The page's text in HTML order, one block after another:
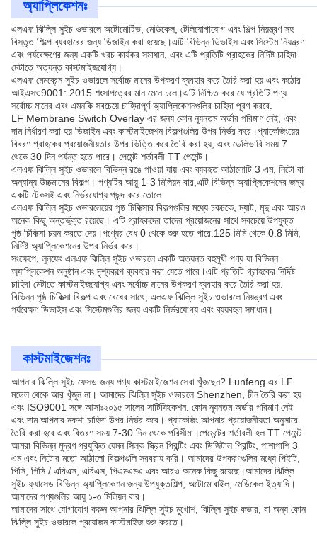
অ্যাপ্লিকেশনঃ
এলএফ ঝিল্লি সুইচ ওভারলে অটোমোটিভ, মেডিকেল, টেলিযোগাযোগ এবং শিল্প নিয়ন্ত্রণ সহ
বিস্তৃত শিল্পে ব্যবহারের জন্য ডিজাইন করা হয়েছে।এটি বিভিন্ন ডিভাইস এবং সিস্টেম নিয়ন্ত্রণ
এবং পর্যবেক্ষণের জন্য একটি খরচ কার্যকর সমাধান, এবং এটি প্রতিটি গ্রাহকের নির্দিষ্ট চাহিদা
মেটাতে অত্যন্ত কাস্টমাইজযোগ্য।
এলএফ মেমব্রেন সুইচ ওভারলে সর্বোচ্চ মানের উপকরণ ব্যবহার করে তৈরি করা হয় এবং কঠোর
আইএসও9001: 2015 শংসাপত্রের মান মেনে চলে।এটি নিশ্চিত করে যে প্রতিটি পণ্য
সর্বোচ্চ মানের এবং এমনকি সবচেয়ে চাহিদাপূর্ণ অ্যাপ্লিকেশনগুলির চাহিদা পূরণ করবে.
LF Membrane Switch Overlay এর জন্য কোন ন্যূনতম অর্ডার পরিমাণ নেই, এবং
দাম নির্ধারণ করা হয় ডিজাইন এবং কাস্টমাইজেশন বিকল্পগুলির উপর নির্ভর করে।প্যাকেজিংয়ের
বিবরণ গ্রাহকের প্রয়োজনীয়তার উপর ভিত্তি করে তৈরি করা হয়, এবং ডেলিভারি সময় 7
থেকে 30 দিন পর্যন্ত হতে পারে। পেমেন্ট শর্তাবলী TT পেমেন্ট।
এলএফ ঝিল্লি সুইচ ওভারলে বিভিন্ন রঙে পাওয়া যায় এবং ব্যবহৃত আঠালোটি 3 এম, নিটো বা
অন্যান্য উচ্চমানের বিকল্প। পণ্যটির আয়ু 1-3 মিলিয়ন বার,এটি বিভিন্ন অ্যাপ্লিকেশনের জন্য
একটি টেকসই এবং নির্ভরযোগ্য পছন্দ করে তোলে.
এলএফ ঝিল্লি সুইচ ওভারলেয়ের পৃষ্ঠ চিকিত্সার বিকল্পগুলির মধ্যে চকচকে, ম্যাট, মৃদু এবং আরও
অনেক কিছু অন্তর্ভুক্ত রয়েছে। এটি গ্রাহকদের তাদের প্রয়োজনের সাথে সবচেয়ে উপযুক্ত
পৃষ্ঠ চিকিত্সা চয়ন করতে দেয়।পণ্যের বেধ 0 থেকে শুরু হতে পারে.125 মিমি থেকে 0.8 মিমি,
নির্দিষ্ট অ্যাপ্লিকেশনের উপর নির্ভর করে।
সংক্ষেপে, লুনফেং এলএফ ঝিল্লি সুইচ ওভারলে একটি অত্যন্ত বহুমুখী পণ্য যা বিভিন্ন
অ্যাপ্লিকেশন অনুষ্ঠান এবং দৃশ্যকল্পে ব্যবহার করা যেতে পারে।এটি প্রতিটি গ্রাহকের নির্দিষ্ট
চাহিদা মেটাতে কাস্টমাইজযোগ্য এবং সর্বোচ্চ মানের উপকরণ ব্যবহার করে তৈরি করা হয়.
বিভিন্ন পৃষ্ঠ চিকিত্সা বিকল্প এবং বেধের সাথে, এলএফ ঝিল্লি সুইচ ওভারলে নিয়ন্ত্রণ এবং
পর্যবেক্ষণ ডিভাইস এবং সিস্টেমগুলির জন্য একটি নির্ভরযোগ্য এবং ব্যয়বহুল সমাধান।
কাস্টমাইজেশনঃ
আপনার ঝিল্লি সুইচ ফেসড জন্য পণ্য কাস্টমাইজেশন সেবা খুঁজছেন? Lunfeng এর LF
মডেল থেকে আর খুঁজুন না। আমাদের ঝিল্লি সুইচ ওভারলে Shenzhen, চীন তৈরি করা হয়
এবং ISO9001 সঙ্গে আসাঃ২০১৫ সালের সার্টিফিকেশন. কোন ন্যূনতম অর্ডার পরিমাণ নেই
এবং দাম আপনার নকশা চাহিদা উপর নির্ভর করে। প্যাকেজিং আপনার প্রয়োজনীয়তা অনুসারে
তৈরি করা হবে এবং বিতরণ সময় 7-30 দিন থেকে পরিসীমা।পেমেন্টের শর্তাবলী হল TT পেমেন্ট.
আমরা বিভিন্ন মুদ্রণ প্রযুক্তি যেমন সিল্ক স্ক্রিন প্রিন্টিং এবং ডিজিটাল প্রিন্টিং, পাশাপাশি 3
এম এবং নিটোর মতো আঠালো বিকল্পগুলি সরবরাহ করি। আমাদের উপকরণগুলির মধ্যে পিইটি,
পিসি, পিসি / এবিএস, এবিএস, পিএমএমএ এবং আরও অনেক কিছু রয়েছে।আমাদের ঝিল্লি
সুইচ ফ্যাসেড বিভিন্ন অ্যাপ্লিকেশন জন্য উপযুক্তশিল্প, অটোমোবাইল, মেডিকেল ইত্যাদি।
আমাদের পণ্যগুলির আয়ু ১-৩ মিলিয়ন বার।
আমাদের সাথে যোগাযোগ করুন আপনার ঝিল্লি সুইচ মুখোশ, ঝিল্লি সুইচ কভার, বা অন্য কোন
ঝিল্লি সুইচ ওভারলে প্রয়োজন কাস্টমাইজ শুরু করতে।